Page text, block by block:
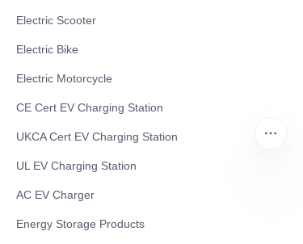
Electric Scooter
Electric Bike
Electric Motorcycle
CE Cert EV Charging Station
UKCA Cert EV Charging Station
UL EV Charging Station
AC EV Charger
Energy Storage Products